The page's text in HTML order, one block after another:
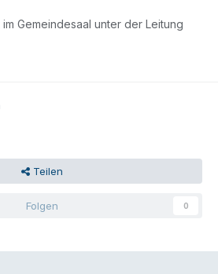
Gemeindesaal unter der Leitung
Teilen
Folgen 0